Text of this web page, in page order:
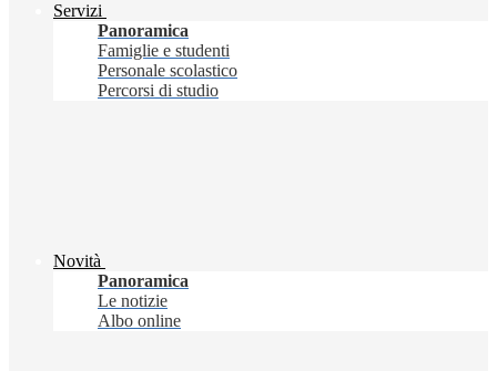
Servizi
Panoramica
Famiglie e studenti
Personale scolastico
Percorsi di studio
Novità
Panoramica
Le notizie
Albo online